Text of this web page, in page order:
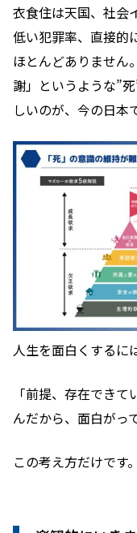
衣食住は天国、社会
低い犯罪率、直接的
ほとんどありません
謝」というような”
しいのが、今の日本
人生を面白くするに
「前提、存在でき
んだから、面白がっ
この考え方だけです